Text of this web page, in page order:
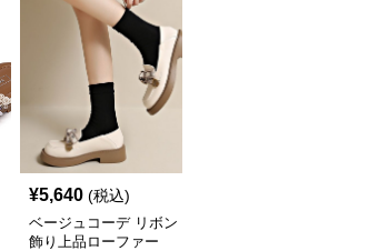
¥5,640 (税込)
ベージュコーデ リボン
飾り上品ローファー